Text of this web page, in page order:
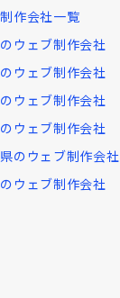
作会社一覧
ウェブ制作会社
ウェブ制作会社
ウェブ制作会社
ウェブ制作会社
のウェブ制作会社
ウェブ制作会社